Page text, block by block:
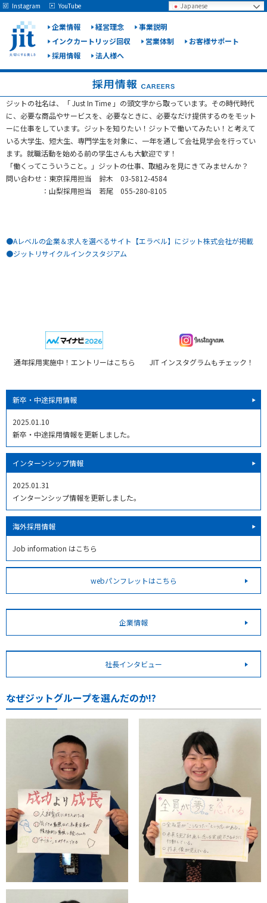
企業情報 経営理念
事業説明
インクカートリッジ回収
営業体制
お客様サポート
採用情報
法人様へ
Japanese
Instagram YouTube
採用情報 CAREERS
ジットの社名は、「 Just In Time 」の頭文字から取っています。その時代時代
に、必要な商品やサービスを、必要なときに、必要なだけ提供するのをモット
ーに仕事をしています。ジットを知りたい！ジットで働いてみたい！と考えて
いる大学生、短大生、専門学生を対象に、一年を通して会社見学会を行ってい
ます。就職活動を始める前の学生さんも大歓迎です！
「働くってこういうこと。」ジットの仕事、取組みを見にきてみませんか？
問い合わせ：東京採用担当 鈴木 03-5812-4584
：山梨採用担当 若尾 055-280-8105
●Aレベルの企業＆求人を選べるサイト【エラベル】にジット株式会社が掲載
●ジットリサイクルインクスタジアム
通年採用実施中！エントリーはこちら JIT インスタグラムもチェック！
新卒・中途採用情報
2025.01.10
新卒・中途採用情報を更新しました。
インターンシップ情報
2025.01.31
インターンシップ情報を更新しました。
海外採用情報
Job information はこちら
webパンフレットはこちら
企業情報
社長インタビュー
なぜジットグループを選んだのか!?
May we use cookies to track your activities? We take your privacy very seriously.
Please see our privacy policy for details and any questions.YesNo